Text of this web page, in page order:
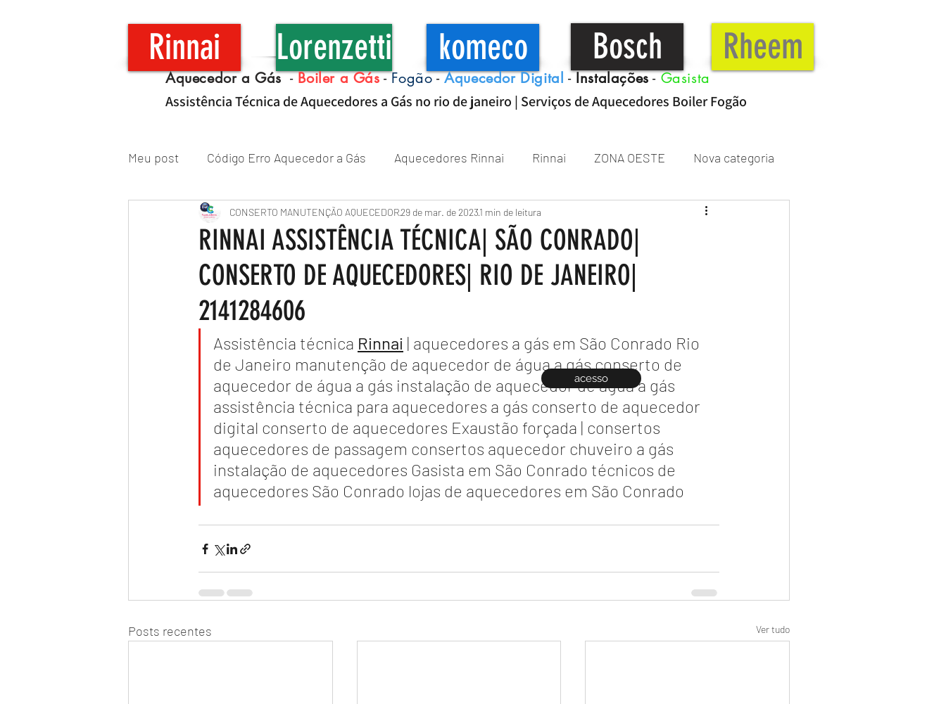
Rinnai Lorenzetti komeco Bosch Rheem
Aquecedor a Gás-Boiler a Gás-Fogão-Aquecedor Digital -Instalações-Gasista
Assistência Técnica de Aquecedores a Gás no rio de janeiro | Serviços de Aquecedores Boiler Fogão
Meu post Código Erro Aquecedor a Gás Aquecedores Rinnai Rinnai ZONA OESTE Nova categoria
"ZONA NORTE RJ" Conserto|Aquecedor Próximo de Rio de janeiro
Reparo de Aquecedor a Gás Zona sul RJ aquecedor aquecedores
RINNAI ASSISTÊNCIA TÉCNICA| SÃO CONRADO|
CONSERTO DE AQUECEDORES| RIO DE JANEIRO|
2141284606
CONSERTO MANUTENÇÃO AQUECEDOR29 de mar. de 20231 min de leitura
Assistência técnica Rinnai | aquecedores a gás em São Conrado Rio
de Janeiro manutenção de aquecedor de água a gás conserto de
aquecedor de água a gás instalação de aquecedor de água a gás
assistência técnica para aquecedores a gás conserto de aquecedor
digital conserto de aquecedores Exaustão forçada | consertos
aquecedores de passagem consertos aquecedor chuveiro a gás
instalação de aquecedores Gasista em São Conrado técnicos de
aquecedores São Conrado lojas de aquecedores em São Conrado
Posts recentes Ver tudo
acesso